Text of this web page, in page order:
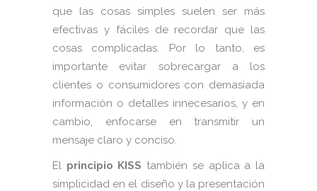
que las cosas simples suelen ser más
efectivas y fáciles de recordar que las
cosas complicadas. Por lo tanto, es
importante evitar sobrecargar a los
clientes o consumidores con demasiada
información o detalles innecesarios, y en
cambio, enfocarse en transmitir un
mensaje claro y conciso.
El principio KISS también se aplica a la
simplicidad en el diseño y la presentación